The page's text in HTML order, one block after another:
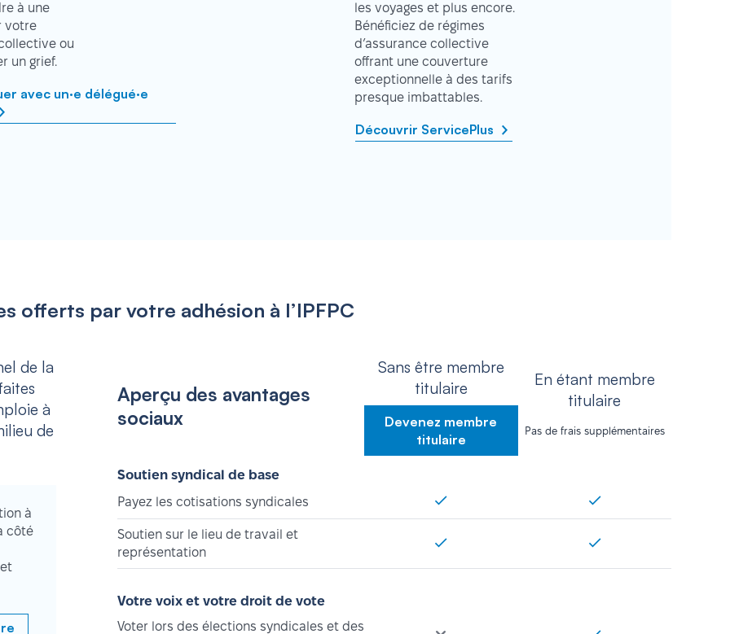
à une
votre
ou
un grief.
avec un·e délégué·e
les voyages et plus encore.
Bénéficiez de régimes
d’assurance collective
offrant une couverture
exceptionnelle à des tarifs
presque imbattables.
Découvrir ServicePlus
offerts par votre adhésion à l’IPFPC
de la
à
de
à
côté
Aperçu des avantages
sociaux
Sans être membre
titulaire
Devenez membre
titulaire
En étant membre
titulaire
Pas de frais supplémentaires
Soutien syndical de base
Payez les cotisations syndicales
Soutien sur le lieu de travail et
représentation
Votre voix et votre droit de vote
Voter lors des élections syndicales et des